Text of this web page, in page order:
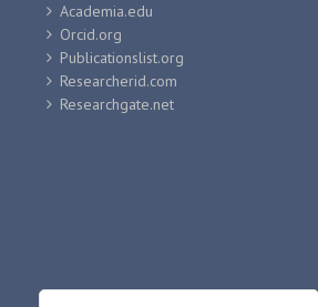
Academia.edu
Orcid.org
Publicationslist.org
Researcherid.com
Researchgate.net